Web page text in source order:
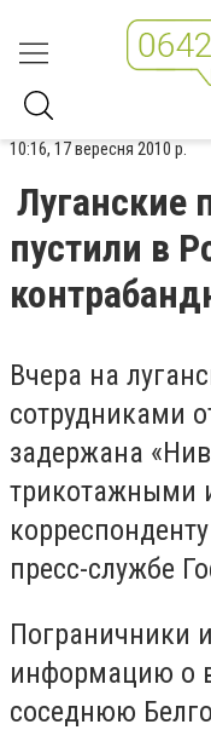
10:16, 17 вересня 2010 р.
Луганские
пустили в
Вчера на
сотрудниками
задержана
трикотажными
пресс-службе
Пограничники
информацию о
соседнюю